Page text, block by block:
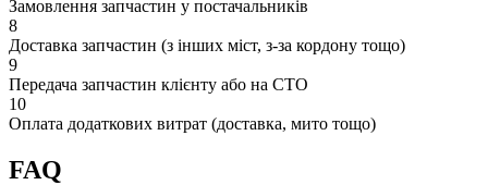
Замовлення запчастин у постачальників
8
Доставка запчастин (з інших міст, з-за кордону тощо)
9
Передача запчастин клієнту або на СТО
10
Оплата додаткових витрат (доставка, мито тощо)
FAQ